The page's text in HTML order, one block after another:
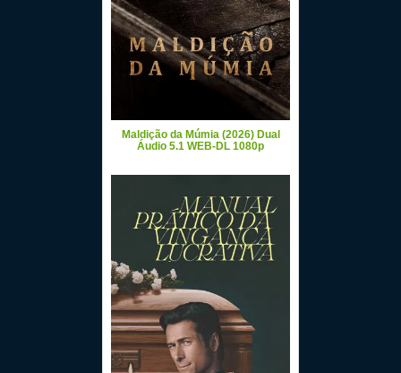
Maldição da Múmia (2026) Dual
Áudio 5.1 WEB-DL 1080p